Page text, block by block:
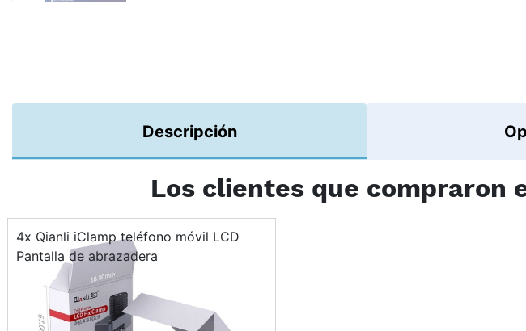
Descripción
Los clientes que compraron
4x Qianli iClamp teléfono móvil LCD
Pantalla de abrazadera